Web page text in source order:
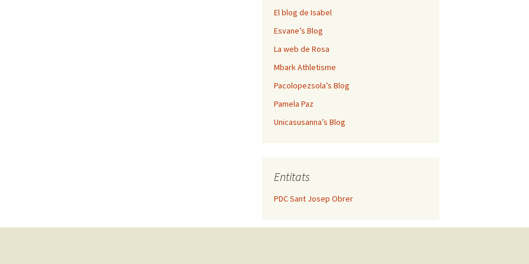
El blog de Isabel
Esvane’s Blog
La web de Rosa
Mbark Athletisme
Pacolopezsola’s Blog
Pamela Paz
Unicasusanna’s Blog
Entitats
PDC Sant Josep Obrer